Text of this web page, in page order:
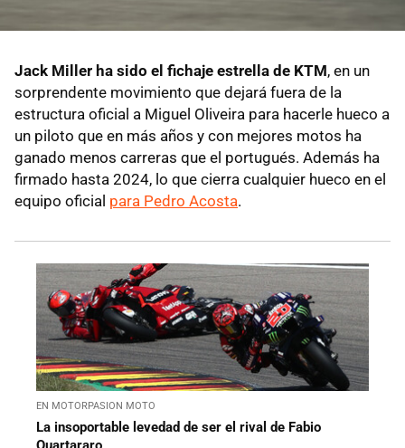
Jack Miller ha sido el fichaje estrella de KTM, en un
sorprendente movimiento que dejará fuera de la
estructura oficial a Miguel Oliveira para hacerle hueco a
un piloto que en más años y con mejores motos ha
ganado menos carreras que el portugués. Además ha
firmado hasta 2024, lo que cierra cualquier hueco en el
equipo oficial para Pedro Acosta.
EN MOTORPASION MOTO
La insoportable levedad de ser el rival de Fabio